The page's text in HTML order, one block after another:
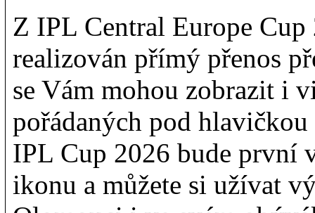
Z IPL Central Europe
realizován přímý přenos
se Vám mohou zobrazit i
pořádaných pod
IPL Cup 2026 bude první
ikonu a můžete si užívat